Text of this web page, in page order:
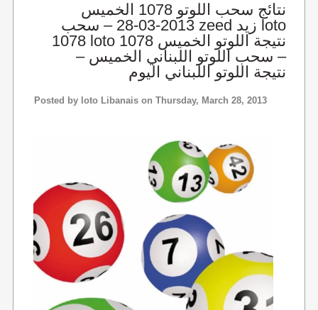
نتائج سحب اللوتو 1078 الخميس
2013-03-28 – سحب zeed زيد loto
1078 loto 1078 نتيجة اللوتو الخميس
– سحب اللوتو اللبناني الخميس –
نتيجة اللوتو اللبناني اليوم
Posted by loto Libanaison Thursday, March 28, 2013